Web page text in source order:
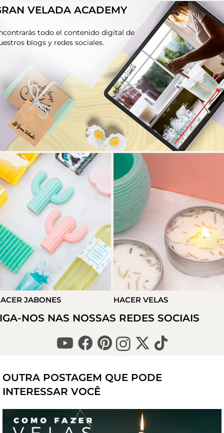
VELADA ACADEMY
todo el contenido digital de
blogs y redes sociales.
JABONES HACER VELAS
NOS NAS NOSSAS REDES SOCIAIS
OUTRA POSTAGEM QUE PODE
INTERESSAR VOCÊ